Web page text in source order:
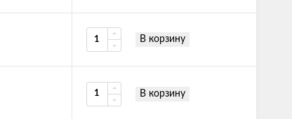
В корзину
В корзину